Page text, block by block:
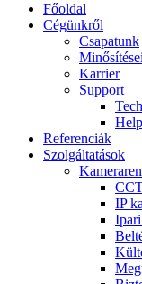
Főoldal
Cégünkről
Csapatunk
Karrier
Support
Referenciák
Szolgáltatások
IP